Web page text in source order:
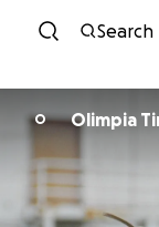
Search
O